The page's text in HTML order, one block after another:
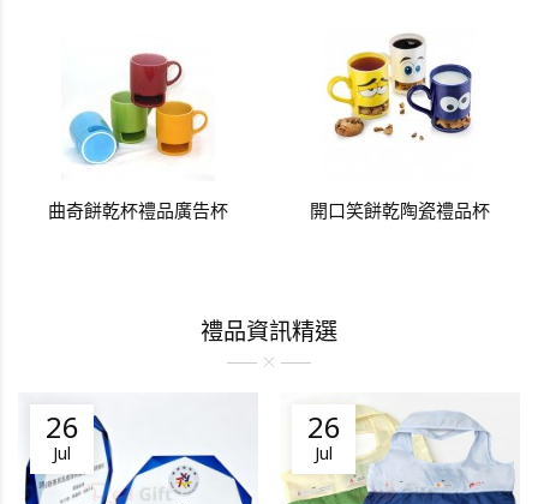
曲奇餅乾杯禮品廣告杯 開口笑餅乾陶瓷禮品杯
禮品資訊精選
26
Jul
26
Jul